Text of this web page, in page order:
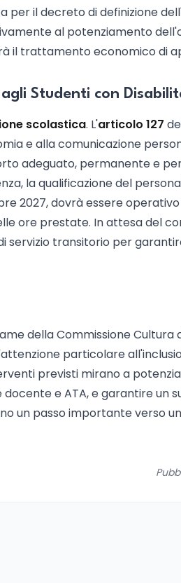
per il decreto di definizione
al potenziamento
il trattamento economico di
Studenti con
scolastica. L'articolo 127
e alla comunicazione
adeguato, permanente e
la qualificazione del
2027, dovrà essere
ore prestate. In attesa del
servizio transitorio per
della Commissione
particolare
previsti mirano a
e ATA, e garantire un
un passo importante verso